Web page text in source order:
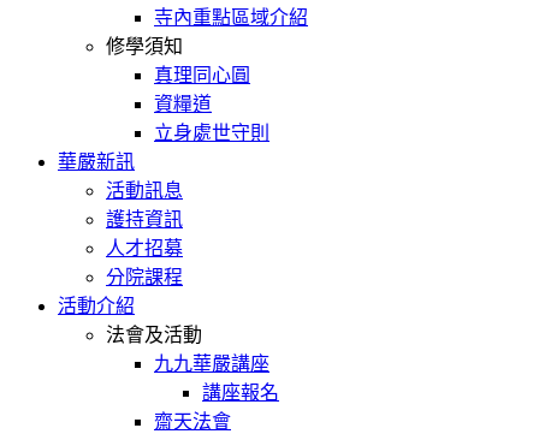
寺內重點區域介紹
修學須知
真理同心圓
資糧道
立身處世守則
華嚴新訊
活動訊息
護持資訊
人才招募
分院課程
活動介紹
法會及活動
九九華嚴講座
講座報名
齋天法會